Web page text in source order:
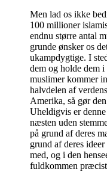
Men lad os ikke
100 millioner
endnu større antal
grunde ønsker os
ukampdygtige. I
dem og holde dem
muslimer kommer
halvdelen af
Amerika, så gør
Uheldigvis er
næsten uden
på grund af deres
grund af deres
med, og i den
fuldkommen